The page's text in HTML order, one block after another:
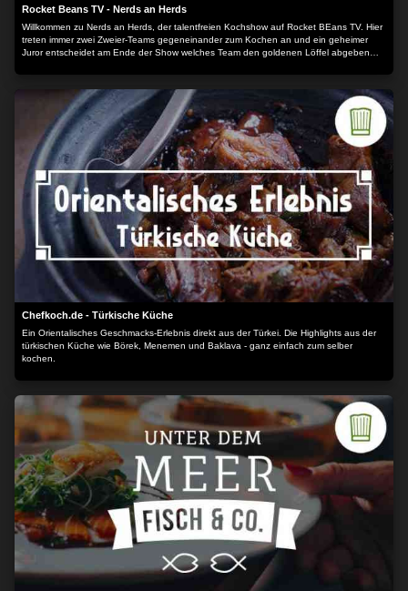
Rocket Beans TV - Nerds an Herds
Willkommen zu Nerds an Herds, der talentfreien Kochshow auf Rocket BEans TV. Hier
treten immer zwei Zweier-Teams gegeneinander zum Kochen an und ein geheimer
Juror entscheidet am Ende der Show welches Team den goldenen Löffel abgeben
Chefkoch.de - Türkische Küche
Ein Orientalisches Geschmacks-Erlebnis direkt aus der Türkei. Die Highlights aus der
türkischen Küche wie Börek, Menemen und Baklava - ganz einfach zum selber
kochen.